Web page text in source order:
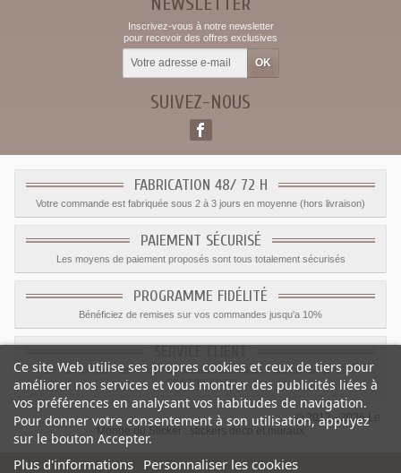
Inscrivez-vous à notre newsletter
pour recevoir des offres exclusives
SUIVEZ-NOUS
FABRICATION 48/ 72 H
Votre commande est fabriquée sous 2 à 3 jours en moyenne (hors livraison)
PAIEMENT SÉCURISÉ
Les moyens de paiement proposés sont tous totalement sécurisés
PROGRAMME FIDÉLITÉ
Bénéficiez de remises sur vos commandes jusqu'a 10%
Le service client est a votre disposition du lundi au vendredi de 8h à 17h
09.82.28.47.69.
© 2012 - 2026 Le
Monde du Sticker :
stickers déco et muraux
Ce site Web utilise ses propres cookies et ceux de tiers pour
améliorer nos services et vous montrer des publicités liées à
vos préférences en analysant vos habitudes de navigation.
Pour donner votre consentement à son utilisation, appuyez
sur le bouton Accepter.
Plus d'informations Personnaliser les cookies